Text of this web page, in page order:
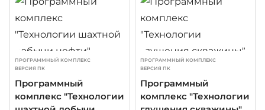
ПРОГРАММНЫЙ КОМПЛЕКС
ВЕРСИЯ ПК
Программный
комплекс "Технологии
ПРОГРАММНЫЙ КОМПЛЕКС
ВЕРСИЯ ПК
Программный
комплекс "Технологии